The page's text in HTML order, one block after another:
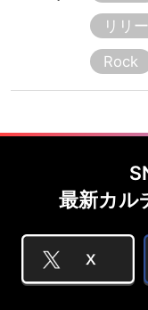
リリ
Rock
最新カル